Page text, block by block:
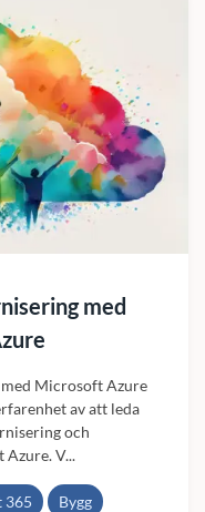
med
Microsoft Azure
av att leda
och
V...
365 Bygg